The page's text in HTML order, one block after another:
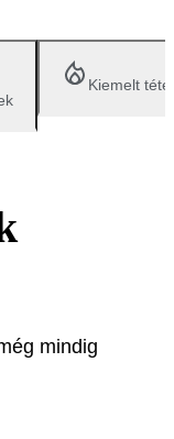
Kiemelt
mindig